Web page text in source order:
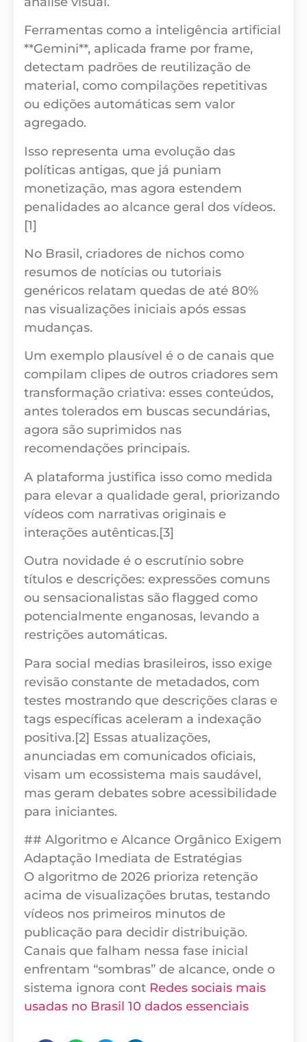
Ferramentas como a inteligência artificial
**Gemini**, aplicada frame por frame,
detectam padrões de reutilização de
material, como compilações repetitivas
ou edições automáticas sem valor
agregado.
Isso representa uma evolução das
políticas antigas, que já puniam
monetização, mas agora estendem
penalidades ao alcance geral dos vídeos.
[1]
No Brasil, criadores de nichos como
resumos de notícias ou tutoriais
genéricos relatam quedas de até 80%
nas visualizações iniciais após essas
mudanças.
Um exemplo plausível é o de canais que
compilam clipes de outros criadores sem
transformação criativa: esses conteúdos,
antes tolerados em buscas secundárias,
agora são suprimidos nas
recomendações principais.
A plataforma justifica isso como medida
para elevar a qualidade geral, priorizando
vídeos com narrativas originais e
interações autênticas.[3]
Outra novidade é o escrutínio sobre
títulos e descrições: expressões comuns
ou sensacionalistas são flagged como
potencialmente enganosas, levando a
restrições automáticas.
Para social medias brasileiros, isso exige
revisão constante de metadados, com
testes mostrando que descrições claras e
tags específicas aceleram a indexação
positiva.[2] Essas atualizações,
anunciadas em comunicados oficiais,
visam um ecossistema mais saudável,
mas geram debates sobre acessibilidade
para iniciantes.
## Algoritmo e Alcance Orgânico Exigem
Adaptação Imediata de Estratégias
O algoritmo de 2026 prioriza retenção
acima de visualizações brutas, testando
vídeos nos primeiros minutos de
publicação para decidir distribuição.
Canais que falham nessa fase inicial
enfrentam “sombras” de alcance, onde o
sistema ignora cont Redes sociais mais
usadas no Brasil 10 dados essenciais